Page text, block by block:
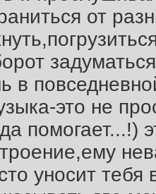
от
в
это не
помогает...!)
уносит тебя